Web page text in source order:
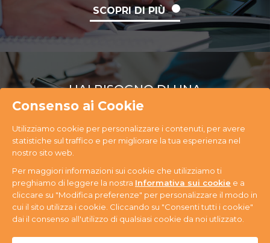
SCOPRI DI PIÙ
HAI BISOGNO DI UNA
CONSULENZA
SCOPRI DI PIÙ
PR Ecology S.r.l. Via Antonini, 14 - 33074
Fontanafredda (PN) - Tel. +39 0434 365059 - P.IVA
n. 01080580937
Consenso ai Cookie
Utilizziamo cookie per personalizzare i contenuti, per avere
statistiche sul traffico e per migliorare la tua esperienza nel
nostro sito web.
Per maggiori informazioni sui cookie che utilizziamo ti
preghiamo di leggere la nostra Informativa sui cookie e a
cliccare su "Modifica preferenze" per personalizzare il modo in
cui il sito utilizza i cookie. Cliccando su "Consenti tutti i cookie"
dai il consenso all'utilizzo di qualsiasi cookie da noi utlizzato.